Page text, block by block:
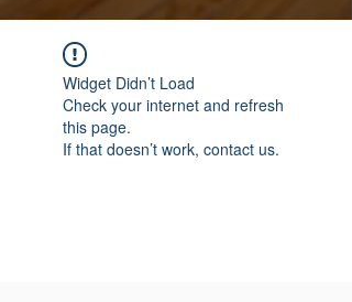
Widget Didn’t Load
Check your internet and refresh
this page.
If that doesn’t work, contact us.